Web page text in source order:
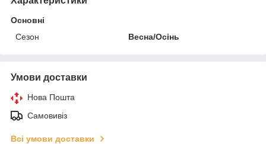
Основні
Сезон
Весна/Осінь
Умови доставки
Нова Пошта
Самовивіз
Всі умови доставки